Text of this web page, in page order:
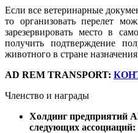
Если все ветеринарные
то организовать перелет
зарезервировать место в
получить подтверждение
животного в стране
AD REM TRANSPORT:
Членство и награды
Холдинг предприятий
следующих ассоциаций: